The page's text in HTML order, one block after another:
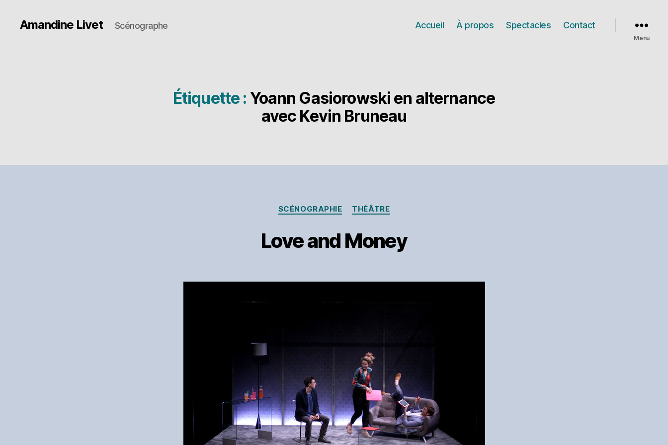
Amandine Livet Scénographe Accueil À propos Spectacles Contact
Menu
Étiquette : Yoann Gasiorowski en alternance
avec Kevin Bruneau
Catégories
SCÉNOGRAPHIE THÉÂTRE
Love and Money